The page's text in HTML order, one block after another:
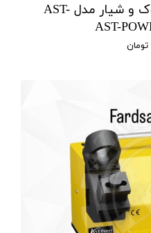
دستگاه قلاویز تیز کن نوک و شیار مدل AST-